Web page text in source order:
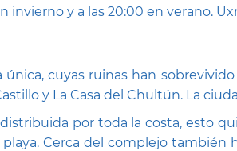
invierno y a las 20:00 en verano.
única, cuyas ruinas han
y La Casa del Chultún. La
por toda la costa, esto
Cerca del complejo